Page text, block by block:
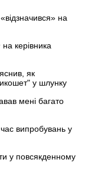
на
керівника
як
у шлунку
мені багато
випробувань у
у повсякденному